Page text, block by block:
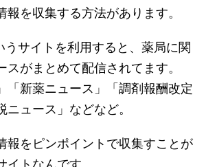
報を収集する方法があります。
うサイトを利用すると、薬局に関
スがまとめて配信されてます。
「新薬ニュース」「調剤報酬改定
ニュース」などなど。
報をピンポイントで収集すことが
トなんです。